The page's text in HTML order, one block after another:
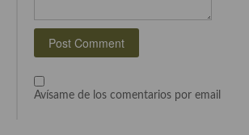
Cocina Alemana
Cocina Belga
Avísame de los comentarios por email